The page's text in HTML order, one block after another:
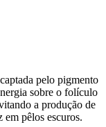
pelo pigmento
sobre o folículo
a produção de
pêlos escuros.